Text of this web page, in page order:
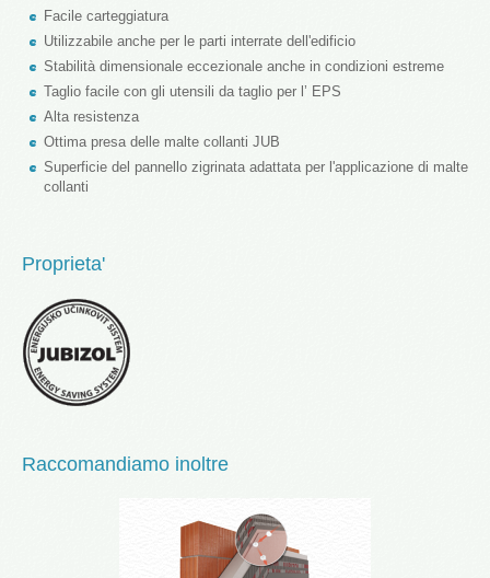
Facile carteggiatura
Utilizzabile anche per le parti interrate dell'edificio
Stabilità dimensionale eccezionale anche in condizioni estreme
Taglio facile con gli utensili da taglio per l’ EPS
Alta resistenza
Ottima presa delle malte collanti JUB
Superficie del pannello zigrinata adattata per l'applicazione di malte
collanti
Proprieta'
Raccomandiamo inoltre